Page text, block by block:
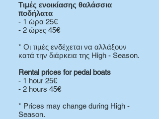
Τιμές ενοικίασης θαλάσσια
ποδήλατα
- 1 ώρα 25€
- 2 ώρες 45€ ​
* Οι τιμές ενδέχεται να αλλάξουν
κατά την διάρκεια της High - Season.
Rental prices for pedal boats
- 1 hour 25€
- 2 hours 45€
* Prices may change during High -
Season.